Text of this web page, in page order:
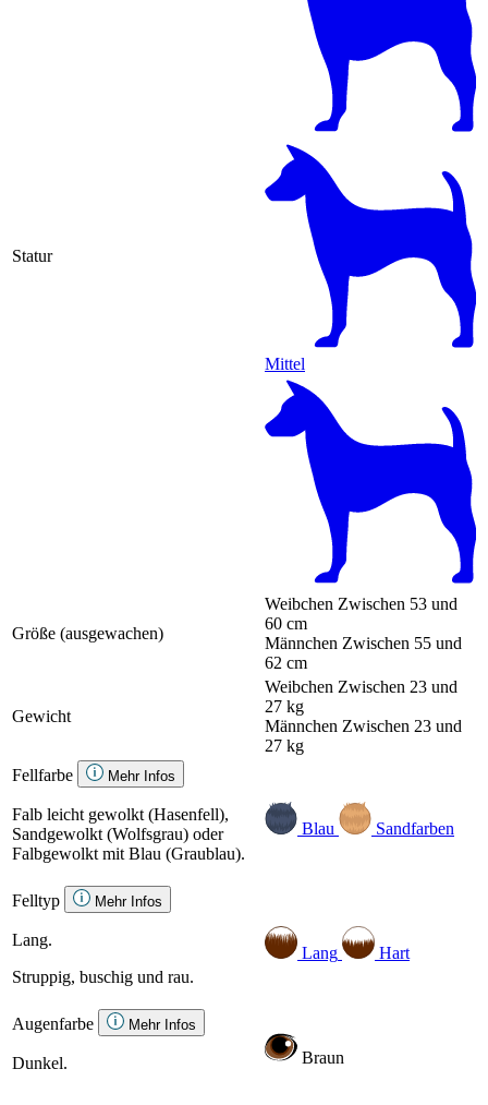
Statur
Mittel
Größe (ausgewachen)
Weibchen Zwischen 53 und
60 cm
Männchen Zwischen 55 und
62 cm
Gewicht
Weibchen Zwischen 23 und
27 kg
Männchen Zwischen 23 und
27 kg
Fellfarbe
Mehr Infos
Falb leicht gewolkt (Hasenfell),
Sandgewolkt (Wolfsgrau) oder
Falbgewolkt mit Blau (Graublau).
Blau Sandfarben
Felltyp Mehr Infos
Lang.
Struppig, buschig und rau.
Lang Hart
Augenfarbe Mehr Infos
Dunkel. Braun